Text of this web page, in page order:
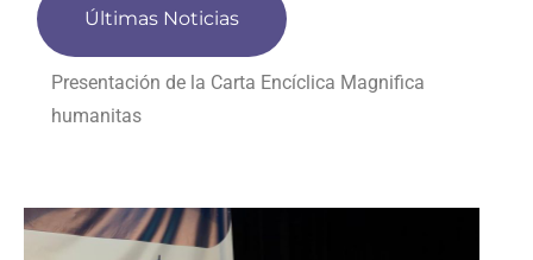
Últimas Noticias
Presentación de la Carta Encíclica Magnifica
humanitas